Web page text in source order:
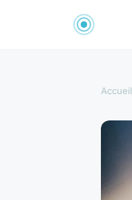
Accueil